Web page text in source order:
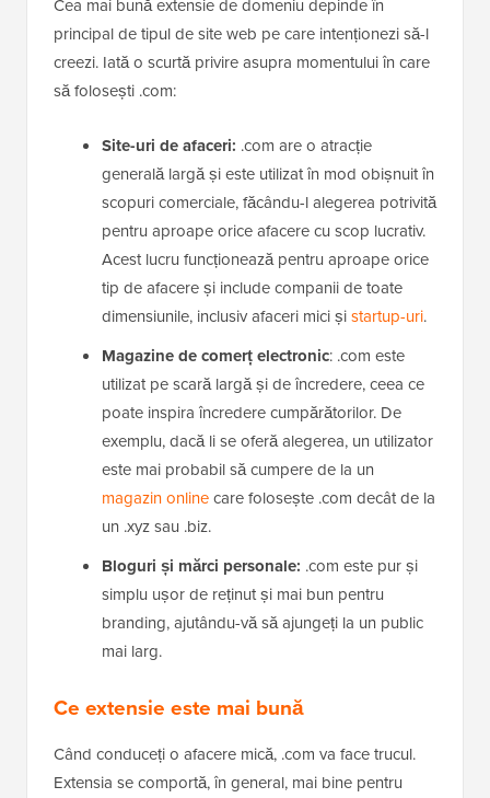
Cea mai bună extensie de domeniu depinde în
principal de tipul de site web pe care intenționezi să-l
creezi. Iată o scurtă privire asupra momentului în care
să folosești .com:
Site-uri de afaceri: .com are o atracție
generală largă și este utilizat în mod obișnuit în
scopuri comerciale, făcându-l alegerea potrivită
pentru aproape orice afacere cu scop lucrativ.
Acest lucru funcționează pentru aproape orice
tip de afacere și include companii de toate
dimensiunile, inclusiv afaceri mici șistartup-uri.
Magazine de comerț electronic: .com este
utilizat pe scară largă și de încredere, ceea ce
poate inspira încredere cumpărătorilor. De
exemplu, dacă li se oferă alegerea, un utilizator
este mai probabil să cumpere de la un
magazin onlinecare folosește .com decât de la
un .xyz sau .biz.
Bloguri și mărci personale: .com este pur și
simplu ușor de reținut și mai bun pentru
branding, ajutându-vă să ajungeți la un public
mai larg.
Ce extensie este mai bună
Când conduceți o afacere mică, .com va face trucul.
Extensia se comportă, în general, mai bine pentru